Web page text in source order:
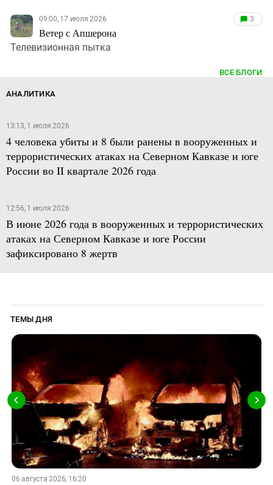
09:00, 17 июля 2026
Ветер с Апшерона
3
Телевизионная пытка
ВСЕ БЛОГИ
АНАЛИТИКА
13:13, 1 июля 2026
4 человека убиты и 8 были ранены в вооруженных и
террористических атаках на Северном Кавказе и юге
России во II квартале 2026 года
12:56, 1 июля 2026
В июне 2026 года в вооруженных и террористических
атаках на Северном Кавказе и юге России
зафиксировано 8 жертв
ТЕМЫ ДНЯ
06 августа 2026, 16:20